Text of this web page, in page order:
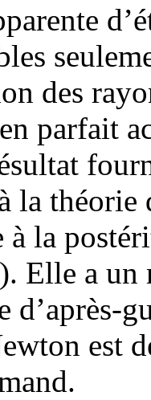
des
parfait
la
à la
Elle a un
d’après-
est